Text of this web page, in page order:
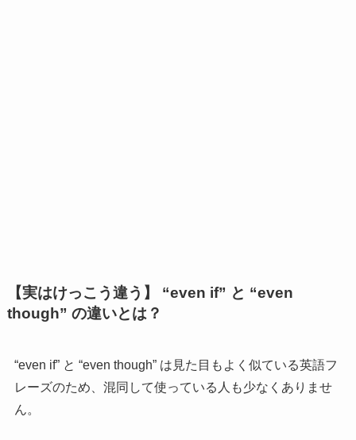
【実はけっこう違う】 “even if” と “even
though” の違いとは？
“even if” と “even though” は見た目もよく似ている英語フ
レーズのため、混同して使っている人も少なくありませ
ん。